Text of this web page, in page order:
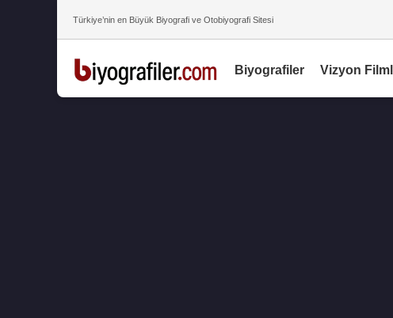
Türkiye’nin en Büyük Biyografi ve Otobiyografi Sitesi
Biyografiler Vizyon